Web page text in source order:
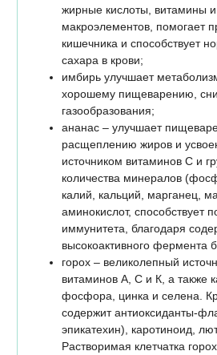
жирные кислоты, витамины
макроэлементов, помогает
кишечника и способствует
сахара в крови;
имбирь улучшает
хорошему пищеварению,
газообразования;
ананас – улучшает
расщеплению жиров и
источником витаминов С и
количества минералов
калий, кальций, марганец,
аминокислот, способствует
иммунитета, благодаря
высокоактивного фермента
горох – великолепный
витаминов А, С и К, а также
фосфора, цинка и селена.
содержит антиоксиданты-
эпикатехин), каротиноид,
Растворимая клетчатка